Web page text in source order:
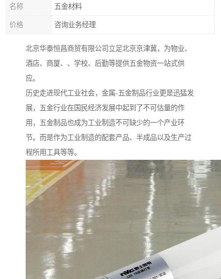
名称 五金材料
价格 咨询业务经理
北京华泰恒昌商贸有限公司立足北京京津冀，为物业、
酒店、商厦、、学校、后勤等提供五金物资一站式供
应。
历史走进现代工业社会，金属-五金制品行业更是迅猛发
展，五金行业在国民经济发展中起到了不可估量的作
用，五金制品也成为工业制造不可缺少的一个产业环
节。而是作为工业制造的配套产品、半成品以及生产过
程所用工具等等。